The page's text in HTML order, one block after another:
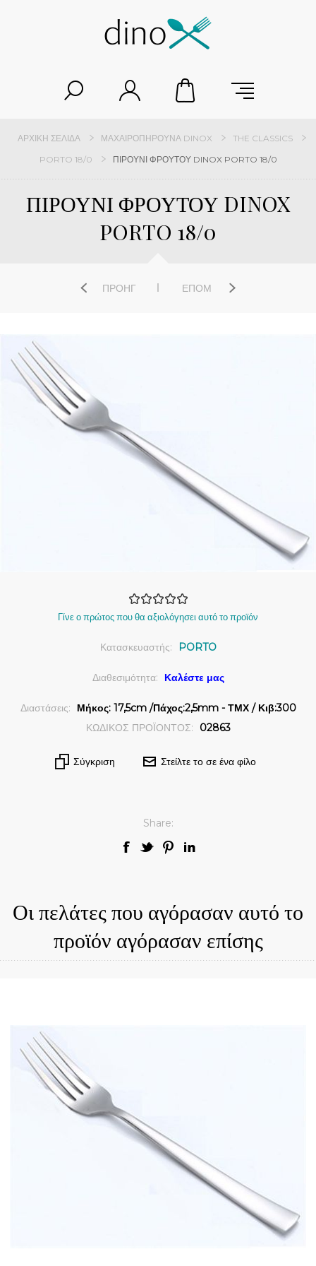
ΑΡΧΙΚΉ ΣΕΛΊΔΑ ΜΑΧΑΙΡΟΠΉΡΟΥΝΑ DINOX
THE CLASSICS
PORTO 18/0
ΠΙΡΟΥΝΙ ΦΡΟΥΤΟΥ DINOX PORTO 18/0
ΠΙΡΟΥΝΙ ΦΡΟΥΤΟΥ DINOX
PORTO 18/0
ΠΡΟΗΓ ΕΠΌΜ
Γίνε ο πρώτος που θα αξιολόγησει αυτό το προϊόν
Κατασκευαστής: PORTO
Διαθεσιμότητα: Καλέστε μας
Διαστάσεις:
Μήκος: 17,5cm /Πάχος:2,5mm - ΤΜΧ / Κιβ:300
ΚΩΔΙΚΟΣ ΠΡΟΪΟΝΤΟΣ:
02863
Σύγκριση Στείλτε το σε ένα φίλο
Share:
Οι πελάτες που αγόρασαν αυτό το
προϊόν αγόρασαν επίσης